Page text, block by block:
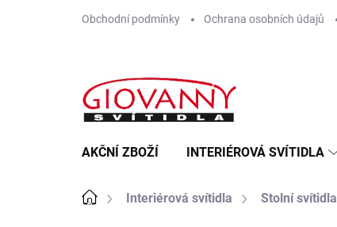
Obchodní podmínky Ochrana osobních údajů
AKČNÍ ZBOŽÍ INTERIÉROVÁ SVÍTIDLA
DomůInteriérová svítidla Stolní svítidla